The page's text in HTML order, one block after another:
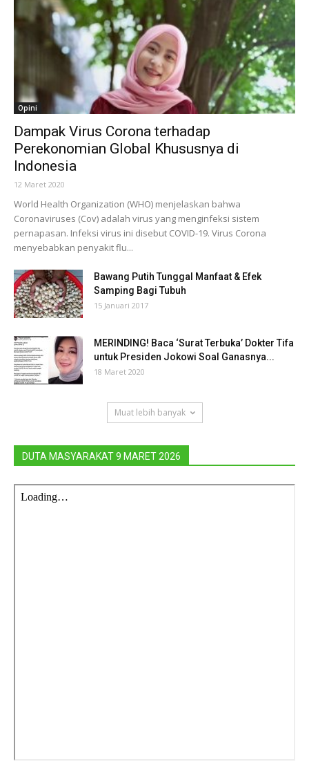
Opini
Dampak Virus Corona terhadap
Perekonomian Global Khususnya di
Indonesia
12 Maret 2020
World Health Organization (WHO) menjelaskan bahwa
Coronaviruses (Cov) adalah virus yang menginfeksi sistem
pernapasan. Infeksi virus ini disebut COVID-19. Virus Corona
menyebabkan penyakit flu...
Bawang Putih Tunggal Manfaat & Efek
Samping Bagi Tubuh
15 Januari 2017
MERINDING! Baca ‘Surat Terbuka’ Dokter Tifa
untuk Presiden Jokowi Soal Ganasnya...
18 Maret 2020
Muat lebih banyak
DUTA MASYARAKAT 9 MARET 2026